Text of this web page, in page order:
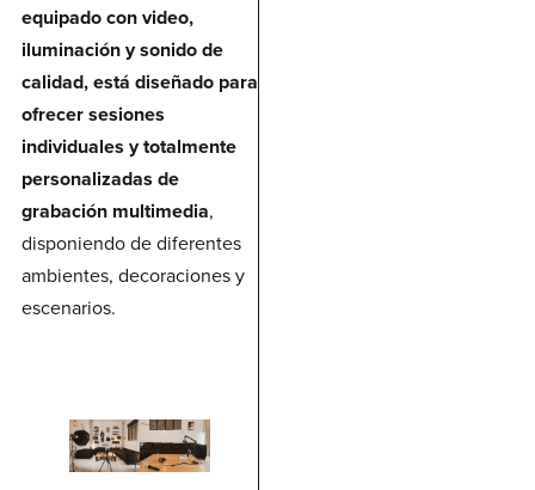
equipado con video,
iluminación y sonido de
calidad, está diseñado para
ofrecer sesiones
individuales y totalmente
personalizadas de
grabación multimedia,
disponiendo de diferentes
ambientes, decoraciones y
escenarios.